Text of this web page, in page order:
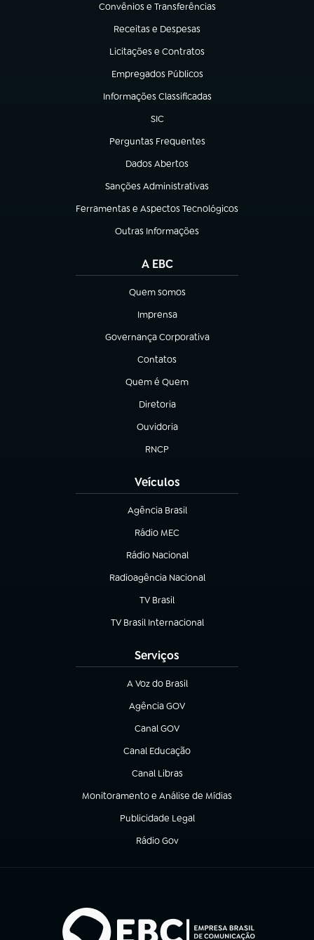
Convênios e Transferências
(abre em nova aba)
Receitas e Despesas
(abre em nova aba)
Licitações e Contratos
(abre em nova aba)
Empregados Públicos
(abre em nova aba)
Informações Classificadas
(abre em nova aba)
SIC
(abre em nova aba)
Perguntas Frequentes
(abre em nova aba)
Dados Abertos
(abre em nova aba)
Sanções Administrativas
(abre em nova aba)
Ferramentas e Aspectos Tecnológicos
(abre em nova aba)
Outras Informações
(abre em nova aba)
A EBC
Quem somos
(abre em nova aba)
Imprensa
(abre em nova aba)
Governança Corporativa
(abre em nova aba)
Contatos
(abre em nova aba)
Quem é Quem
(abre em nova aba)
Diretoria
(abre em nova aba)
Ouvidoria
(abre em nova aba)
RNCP
(abre em nova aba)
Veículos
Agência Brasil
(abre em nova aba)
Rádio MEC
Rádio Nacional
(abre em nova aba)
Radioagência Nacional
(abre em nova aba)
TV Brasil
(abre em nova aba)
TV Brasil Internacional
(abre em nova aba)
Serviços
A Voz do Brasil
(abre em nova aba)
Agência GOV
(abre em nova aba)
Canal GOV
(abre em nova aba)
Canal Educação
(abre em nova aba)
Canal Libras
(abre em nova aba)
Monitoramento e Análise de Mídias
(abre em nova aba)
Publicidade Legal
(abre em nova aba)
Rádio Gov
(abre em nova aba)